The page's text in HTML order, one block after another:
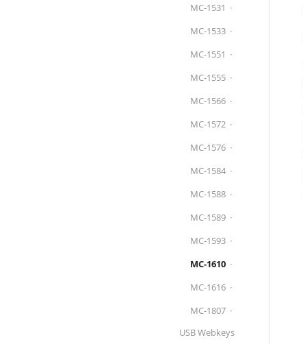
MC-1531
MC-1533
MC-1551
MC-1555
MC-1566
MC-1572
MC-1576
MC-1584
MC-1588
MC-1589
MC-1593
MC-1610
MC-1616
MC-1807
USB Webkeys